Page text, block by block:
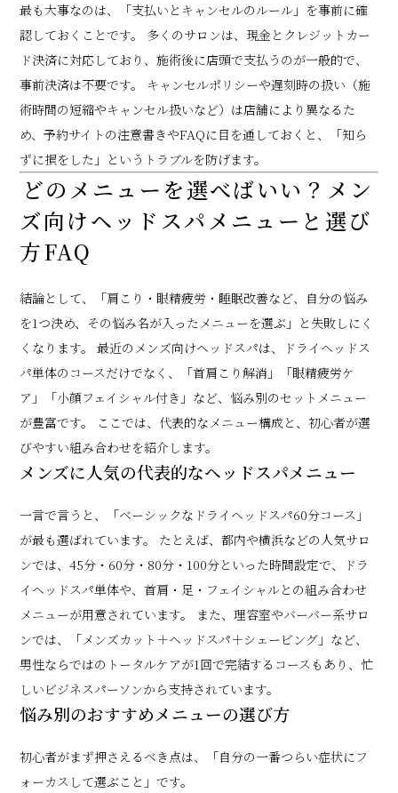
最も大事なのは、「支払いとキャンセルのルール」を事前に確
認しておくことです。 多くのサロンは、現金とクレジットカー
ド決済に対応しており、施術後に店頭で支払うのが一般的で、
事前決済は不要です。 キャンセルポリシーや遅刻時の扱い（施
術時間の短縮やキャンセル扱いなど）は店舗により異なるた
め、予約サイトの注意書きやFAQに目を通しておくと、「知ら
ずに損をした」というトラブルを防げます。
どのメニューを選べばいい？メン
ズ向けヘッドスパメニューと選び
方FAQ
結論として、「肩こり・眼精疲労・睡眠改善など、自分の悩み
を1つ決め、その悩み名が入ったメニューを選ぶ」と失敗しにく
くなります。 最近のメンズ向けヘッドスパは、ドライヘッドス
パ単体のコースだけでなく、「首肩こり解消」「眼精疲労ケ
ア」「小顔フェイシャル付き」など、悩み別のセットメニュー
が豊富です。 ここでは、代表的なメニュー構成と、初心者が選
びやすい組み合わせを紹介します。
メンズに人気の代表的なヘッドスパメニュー
一言で言うと、「ベーシックなドライヘッドスパ60分コース」
が最も選ばれています。 たとえば、都内や横浜などの人気サロ
ンでは、45分・60分・80分・100分といった時間設定で、ドラ
イヘッドスパ単体や、首肩・足・フェイシャルとの組み合わせ
メニューが用意されています。 また、理容室やバーバー系サロ
ンでは、「メンズカット＋ヘッドスパ＋シェービング」など、
男性ならではのトータルケアが1回で完結するコースもあり、忙
しいビジネスパーソンから支持されています。
悩み別のおすすめメニューの選び方
初心者がまず押さえるべき点は、「自分の一番つらい症状にフ
ォーカスして選ぶこと」です。